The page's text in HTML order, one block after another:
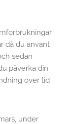
då du använt
sedan
påverka din
över tid
under